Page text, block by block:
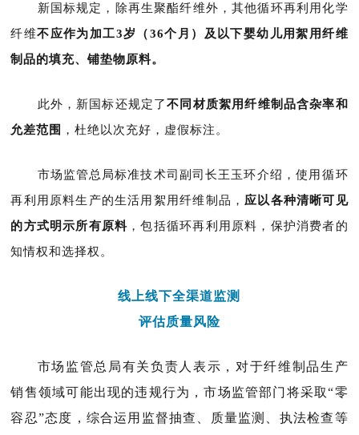
新国标规定，除再生聚酯纤维外，其他循环再利用化学
纤维不应作为加工3岁（36个月）及以下婴幼儿用絮用纤维
制品的填充、铺垫物原料。
此外，新国标还规定了不同材质絮用纤维制品含杂率和
允差范围
，杜绝以次充好，虚假标注。
市场监管总局标准技术司副司长王玉环介绍， 使用循环
再利用原料生产的生活用絮用纤维制品， 应以各种清晰可见
的方式明示所有原料 ，包括循环再利用原料，保护消费者的
知情权和选择权。
线上线下全渠道监测
评估质量风险
市场监管总局有关负责人表示，对于纤维制品生产
销售领域可能出现的违规行为，市场监管部门将采取“零
容忍”态度，综合运用监督抽查、质量监测、执法检查等